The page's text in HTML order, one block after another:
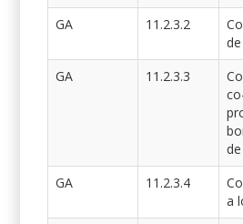
GA
11.2.3.2
GA
11.2.3.3
GA
11.2.3.4
a